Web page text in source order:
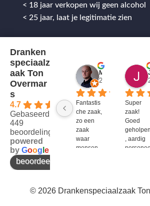
< 18 jaar verkopen wij geen alcohol
< 25 jaar, laat je legitimatie zien
Dranken
speciaalz
aak Ton
Overmar
s
4.7
Gebaseerd op
449
beoordelingen
powered
by Goog e
beoordeel ons op
2 jaar geleden
Fantastis
che zaak,
zo een
zaak
waar
mensen
enthousi
Super
zaak!
Goed
geholpen
, aardig
personee
© 2026 Drankenspeciaalzaak